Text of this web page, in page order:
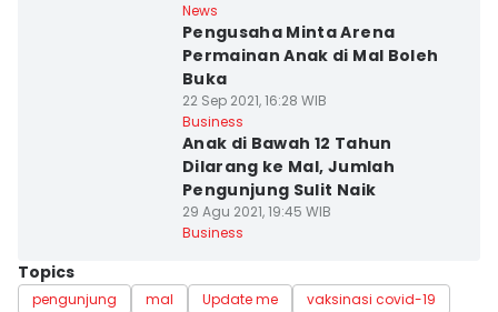
News
Pengusaha Minta Arena
Permainan Anak di Mal Boleh
Buka
22 Sep 2021, 16:28 WIB
Business
Anak di Bawah 12 Tahun
Dilarang ke Mal, Jumlah
Pengunjung Sulit Naik
29 Agu 2021, 19:45 WIB
Business
Topics
pengunjung mal Update me
vaksinasi covid-19